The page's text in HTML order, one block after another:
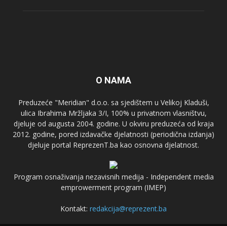
O NAMA
Preduzeće "Meridian" d.o.o. sa sjedištem u Velikoj Kladuši,
ulica Ibrahima Mržljaka 3/I, 100% u privatnom vlasništvu,
djeluje od augusta 2004. godine. U okviru preduzeća od kraja
2012. godine, pored izdavačke djelatnosti (periodična izdanja)
djeluje portal ReprezenT.ba kao osnovna djelatnost.
Program osnaživanja nezavisnih medija - Independent media
emprowerment program (IMEP)
Kontakt: redakcija@reprezent.ba